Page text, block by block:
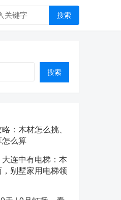
搜索
搜索
：木材怎么挑、
怎么算
连中有电梯：本
别墅家用电梯领